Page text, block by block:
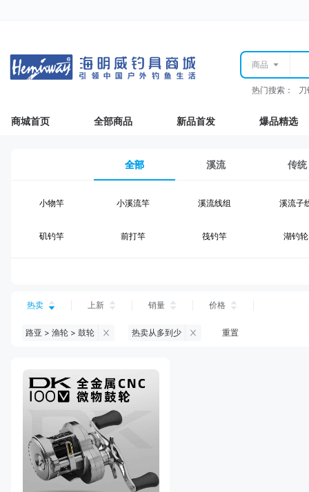
商品
热门搜索：
商城首页 全部商品 新品首发 爆品精选
全部 溪流 传统
小物竿 小溪流竿 溪流线组 溪流子
矶钓竿 前打竿 筏钓竿 湖钓轮
台钓仕挂 台钓钩
钓鱼伞 台钓服饰 台钓装备
黑坑饵料 马口竿
路亚装备
热卖 上新 销量 价格
路亚 > 渔轮 > 鼓轮 热卖从多到少 重置